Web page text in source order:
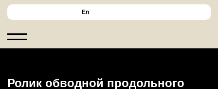
En
Ролик обводной продольного